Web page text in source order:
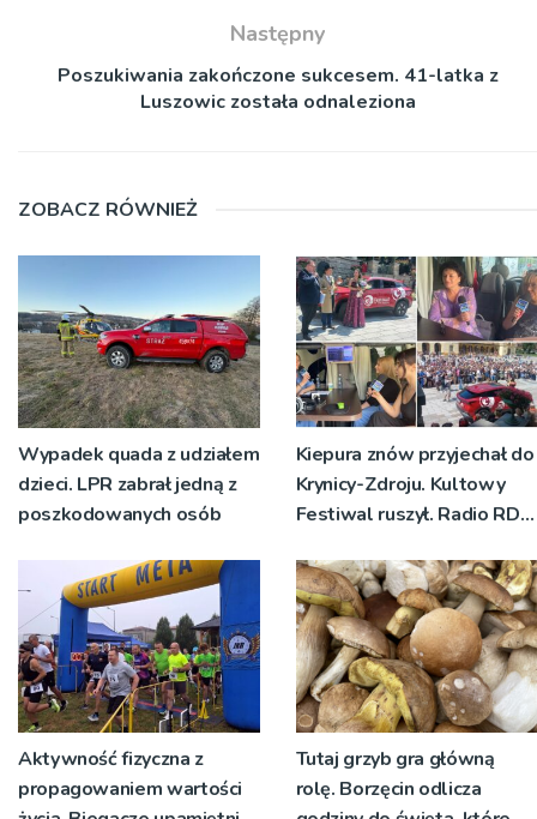
Następny
Poszukiwania zakończone sukcesem. 41-latka z
Luszowic została odnaleziona
ZOBACZ RÓWNIEŻ
Wypadek quada z udziałem
dzieci. LPR zabrał jedną z
poszkodowanych osób
Kiepura znów przyjechał do
Krynicy-Zdroju. Kultowy
Festiwal ruszył. Radio RDN
żywo [ZDJĘCIA]
Aktywność fizyczna z
propagowaniem wartości
Tutaj grzyb gra główną
rolę. Borzęcin odlicza